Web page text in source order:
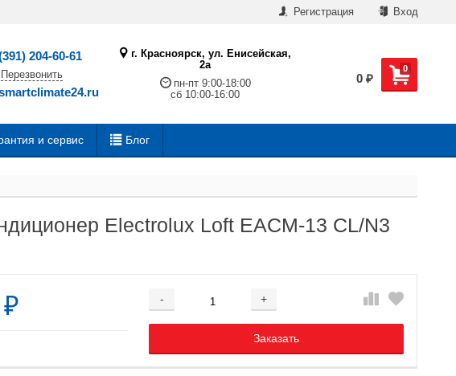
Регистрация Вход
204-60-61
Перезвонить
г. Красноярск, ул. Енисейская,
2а
пн-пт 9:00-18:00
сб 10:00-16:00
0
0 ₽
и сервис Блог
Electrolux Loft EACM-13 CL/N3
- +
Добавляется...
Заказать
Добавлен
₽